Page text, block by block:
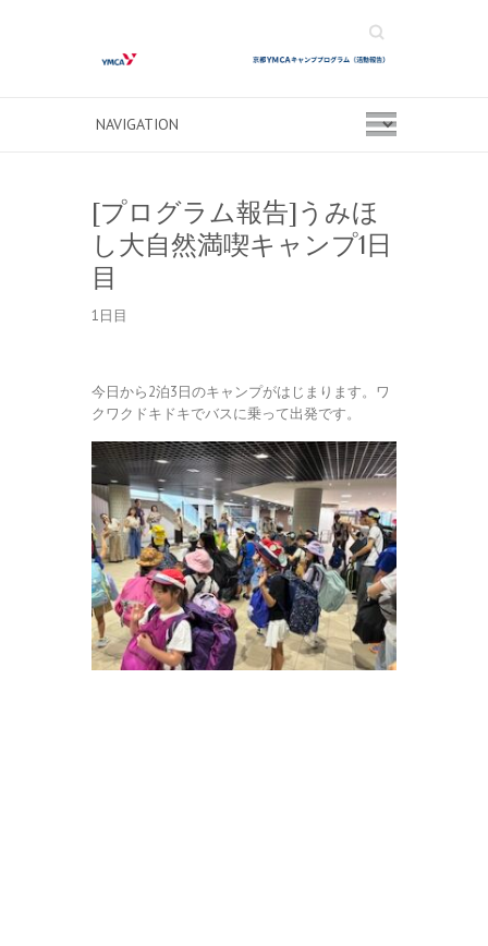
Search
[プログラム報告]うみほ
し大自然満喫キャンプ1日
目
1日目
今日から2泊3日のキャンプがはじまります。ワ
クワクドキドキでバスに乗って出発です。